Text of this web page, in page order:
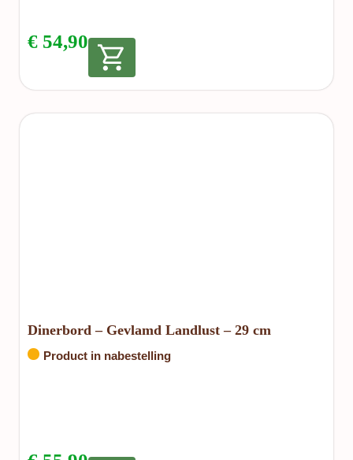
€ 54,90
Dinerbord – Gevlamd Landlust – 29 cm
Product in nabestelling